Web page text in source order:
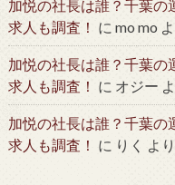
加悦の社長は誰？千葉の
求人も調査！ に mo mo
加悦の社長は誰？千葉の
求人も調査！ に オジー
加悦の社長は誰？千葉の
求人も調査！ に りく より